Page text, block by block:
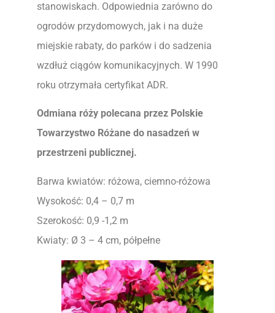
stanowiskach. Odpowiednia zarówno do
ogrodów przydomowych, jak i na duże
miejskie rabaty, do parków i do sadzenia
wzdłuż ciągów komunikacyjnych. W 1990
roku otrzymała certyfikat ADR.
Odmiana róży polecana przez Polskie
Towarzystwo Różane do nasadzeń w
przestrzeni publicznej.
Barwa kwiatów: różowa, ciemno-różowa
Wysokość: 0,4 – 0,7 m
Szerokość: 0,9 -1,2 m
Kwiaty: Ø 3 – 4 cm, półpełne